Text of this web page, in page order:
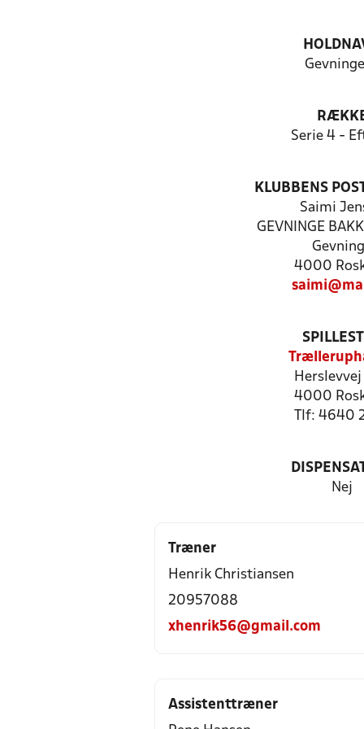
Serie 4 -
KLUBBENS
Saimi
GEVNINGE
4000
4000
Tlf: 4640
Nej
Træner
Henrik Christiansen
20957088
xhenrik56@gmail.com
Assistenttræner